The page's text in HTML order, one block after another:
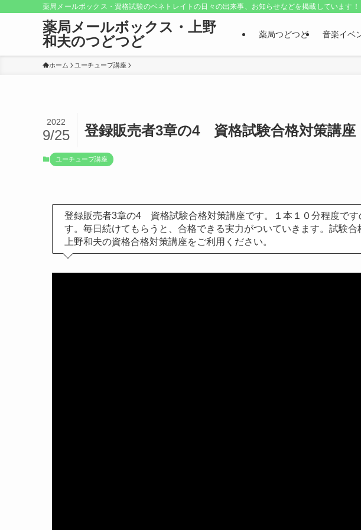
薬局メールボックス・資格試験のペネトレイトの日々の出来事、お知らせなどを掲載しています
薬局メールボックス・上野
和夫のつどつど
薬局つどつど 音楽イベ
ホーム ユーチューブ講座
登録販売者3章の4 資格試験合格対策講座
2022
9/25
ユーチューブ講座
登録販売者3章の4 資格試験合格対策講座です。１本１０分程度です
す。毎日続けてもらうと、合格できる実力がついていきます。試験
上野和夫の資格合格対策講座をご利用ください。